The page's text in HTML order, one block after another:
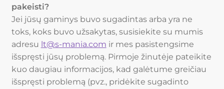
pakeisti?
Jei jūsų gaminys buvo sugadintas arba yra ne
toks, koks buvo užsakytas, susisiekite su mumis
adresu lt@s-mania.com ir mes pasistengsime
išspręsti jūsų problemą. Pirmoje žinutėje pateikite
kuo daugiau informacijos, kad galėtume greičiau
išspręsti problemą (pvz., pridėkite sugadinto